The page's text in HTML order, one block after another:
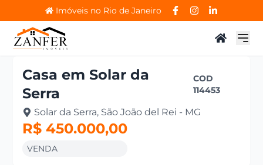
Imóveis no Rio de Janeiro
Casa emSolar da
Serra
COD
114453
Solar da Serra, São João del Rei - MG
R$ 450.000,00
VENDA